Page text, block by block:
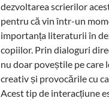
dezvoltarea scrierilor
pentru că vin într-un
importanța literaturii în
copiilor. Prin dialoguri
nu doar poveștile pe care
creativ și provocările cu
Acest tip de interacțiune